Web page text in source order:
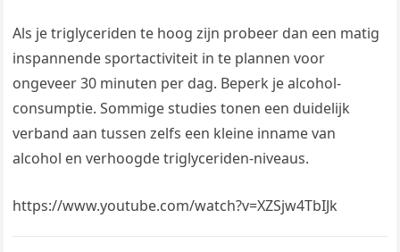
Als je triglyceriden te hoog zijn probeer dan een matig
inspannende sportactiviteit in te plannen voor
ongeveer 30 minuten per dag. Beperk je alcohol-
consumptie. Sommige studies tonen een duidelijk
verband aan tussen zelfs een kleine inname van
alcohol en verhoogde triglyceriden-niveaus.
https://www.youtube.com/watch?v=XZSjw4TbIJk